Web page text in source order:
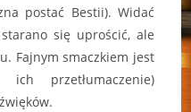
postać Bestii). Widać
się uprościć, ale
Fajnym smaczkiem jest
przetłumaczenie)